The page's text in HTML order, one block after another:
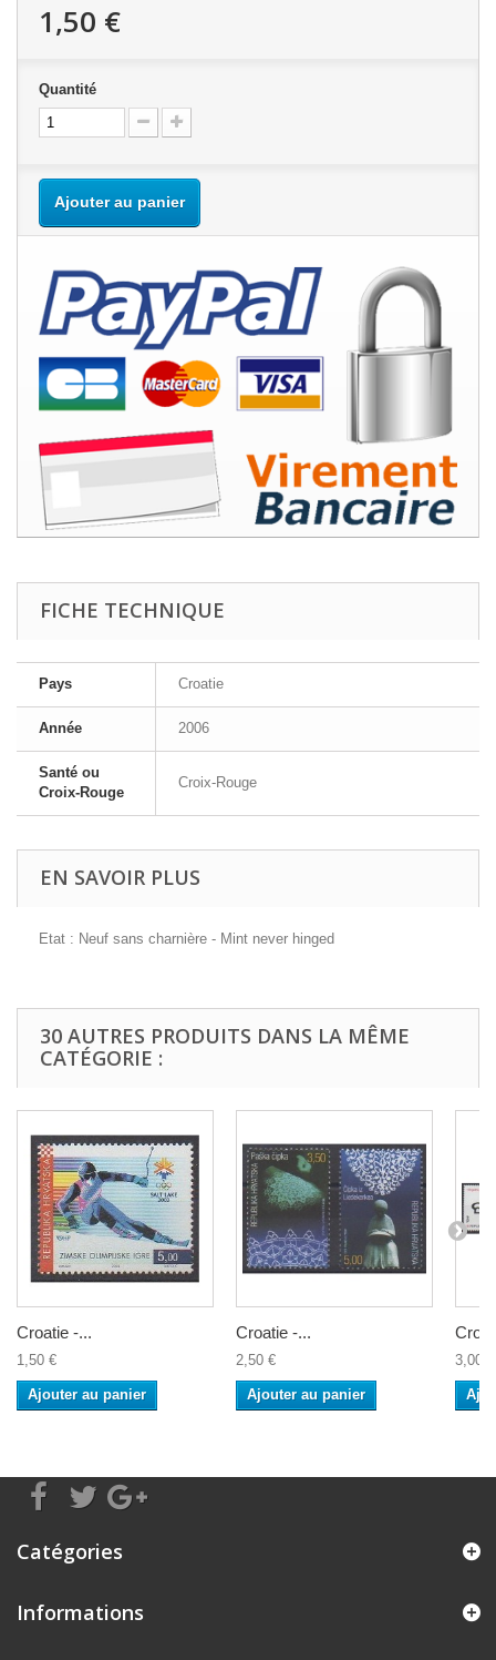
1,50 €
Quantité
Ajouter au panier
FICHE TECHNIQUE
Pays Croatie
Année 2006
Santé ou
Croix-Rouge
Croix-Rouge
EN SAVOIR PLUS
Etat : Neuf sans charnière - Mint never hinged
30 AUTRES PRODUITS DANS LA MÊME
CATÉGORIE :
Croatie -...
1,50 €
Ajouter au panier
Croatie -...
2,50 €
Ajouter au panier
3,00 €
Catégories
Informations